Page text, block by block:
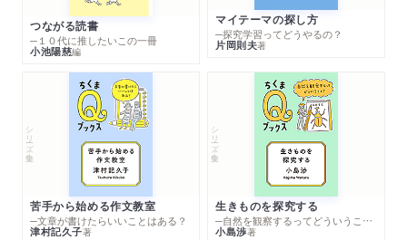
つながる読書
─１０代に推したいこの一冊
小池陽慈編
マイテーマの探し方
─探究学習ってどうやるの？
片岡則夫著
シリーズ・全集
苦手から始める作文教室
─文章が書けたらいいことはある？
津村記久子著
シリーズ・全集
生きものを探究する
─自然を観察するってどういうこと？
小島渉著